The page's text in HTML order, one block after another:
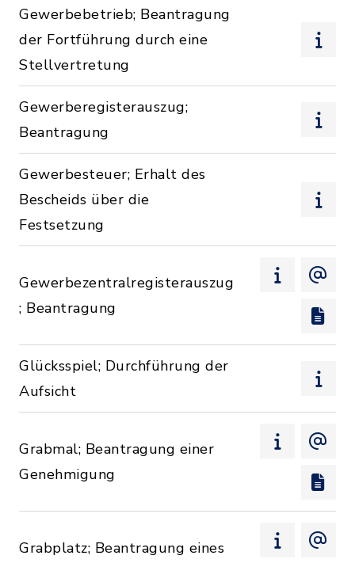
Gewerbebetrieb; Beantragung
der Fortführung durch eine
Stellvertretung
Gewerberegisterauszug;
Beantragung
Gewerbesteuer; Erhalt des
Bescheids über die
Festsetzung
Gewerbezentralregisterauszug
; Beantragung
Glücksspiel; Durchführung der
Aufsicht
Grabmal; Beantragung einer
Genehmigung
Grabplatz; Beantragung eines